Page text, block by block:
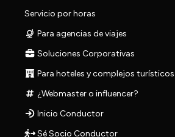
Servicio por horas
Para agencias de viajes
Soluciones Corporativas
Para hoteles y complejos turísticos
¿Webmaster o influencer?
Inicio Conductor
Sé Socio Conductor